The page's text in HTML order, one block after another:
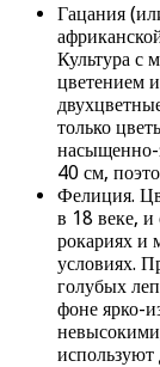
Гацания
Культура с
цветением
только
насыщенно-
40 см,
Фелиция.
в 18 веке,
рокариях и
условиях.
голубых
фоне ярко-
используют